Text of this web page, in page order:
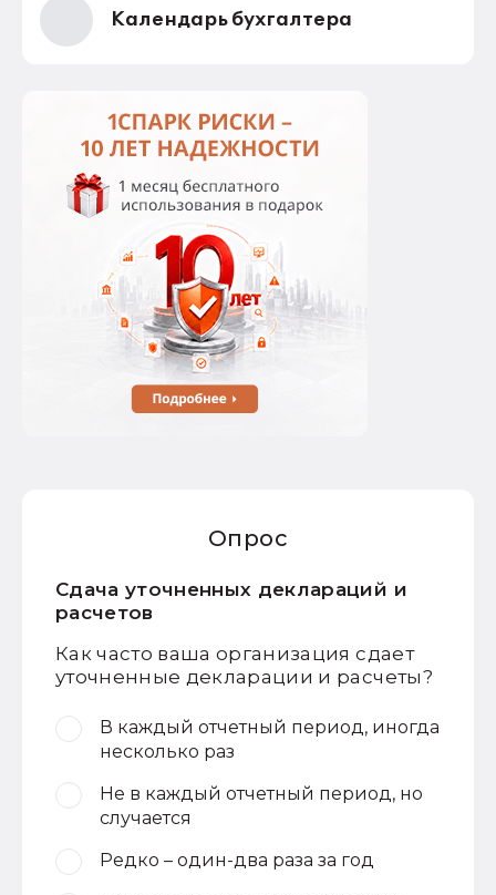
Календарь бухгалтера
Опрос
Сдача уточненных деклараций и
расчетов
Как часто ваша организация сдает
уточненные декларации и расчеты?
В каждый отчетный период, иногда
несколько раз
Не в каждый отчетный период, но
случается
Редко – один-два раза за год